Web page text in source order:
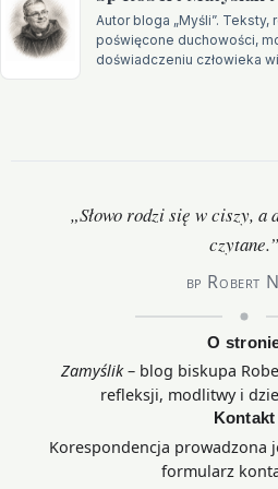
Autor bloga „Myśli”.
poświęcone duchowości,
doświadczeniu człowieka
„Słowo rodzi się w ciszy,
czytane.”
bp Robert
O
Zamyślik– blog biskupa
refleksji, modlitwy i
Kontakt
Korespondencja prowadzona
formularz